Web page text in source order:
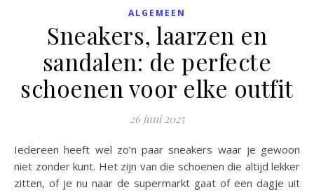
ALGEMEEN
Sneakers, laarzen en
sandalen: de perfecte
schoenen voor elke outfit
26 juni 2025
Iedereen heeft wel zo’n paar sneakers waar je gewoon
niet zonder kunt. Het zijn van die schoenen die altijd lekker
zitten, of je nu naar de supermarkt gaat of een dagje uit